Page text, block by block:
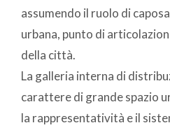
assumendo il ruolo di
urbana, punto di
della città.
La galleria interna di
carattere di grande spazio
la rappresentatività e il